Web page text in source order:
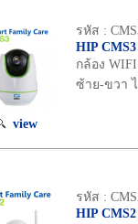
view
รหัส :
HIP CMS3
กล้อง
ซ้าย-ขวา
รหัส :
HIP CMS2